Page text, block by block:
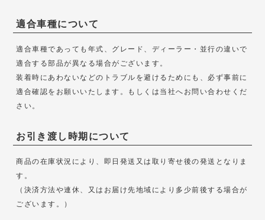
適合車種について
適合車種であっても年式、グレード、ディーラー・並行の違いで
適合する部品が異なる場合がございます。
装着時にあわないなどのトラブルを避けるためにも、必ず事前に
適合確認をお願いいたします。もしくは当社へお問い合わせくだ
さい。
お引き渡し時期について
商品の在庫状況により、即日発送又は取り寄せ後の発送となりま
す。
（決済方法や連休、又はお届け先地域により多少前後する場合が
ございます。）